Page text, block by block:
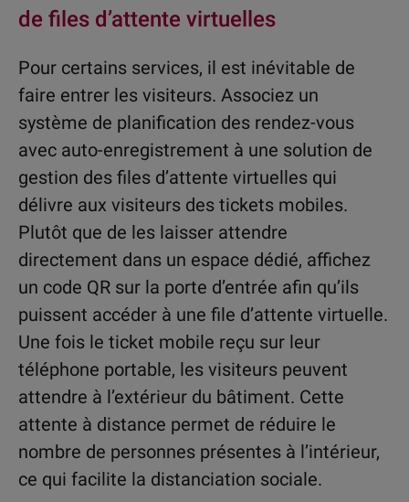
de files d’attente virtuelles
Pour certains services, il est inévitable de
faire entrer les visiteurs. Associez un
système de planification des rendez-vous
avec auto-enregistrement à une solution de
gestion des files d’attente virtuelles qui
délivre aux visiteurs des tickets mobiles.
Plutôt que de les laisser attendre
directement dans un espace dédié, affichez
un code QR sur la porte d’entrée afin qu’ils
puissent accéder à une file d’attente virtuelle.
Une fois le ticket mobile reçu sur leur
téléphone portable, les visiteurs peuvent
attendre à l’extérieur du bâtiment. Cette
attente à distance permet de réduire le
nombre de personnes présentes à l’intérieur,
ce qui facilite la distanciation sociale.